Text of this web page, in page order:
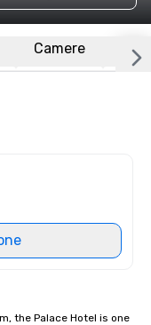
Camere
the Palace Hotel is one